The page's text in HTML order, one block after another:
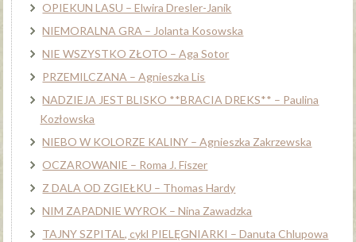
OPIEKUN LASU – Elwira Dresler-Janik
NIEMORALNA GRA – Jolanta Kosowska
NIE WSZYSTKO ZŁOTO – Aga Sotor
PRZEMILCZANA – Agnieszka Lis
NADZIEJA JEST BLISKO **BRACIA DREKS** – Paulina
Kozłowska
NIEBO W KOLORZE KALINY – Agnieszka Zakrzewska
OCZAROWANIE – Roma J. Fiszer
Z DALA OD ZGIEŁKU – Thomas Hardy
NIM ZAPADNIE WYROK – Nina Zawadzka
TAJNY SZPITAL, cykl PIELĘGNIARKI – Danuta Chlupowa